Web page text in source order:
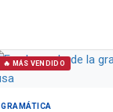
🔥 MÁS VENDIDO
GRAMÁTICA